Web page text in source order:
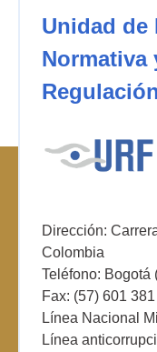
Unidad de
Normativa
Dirección:
Colombia
Teléfono: Bogotá
Fax: (57) 601
Línea Nacional
Línea